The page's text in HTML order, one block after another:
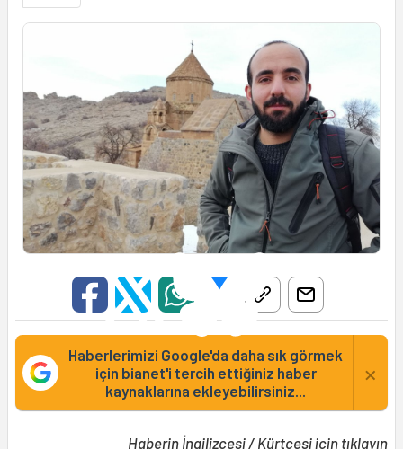
Haberlerimizi Google'da daha sık görmek
için bianet'i tercih ettiğiniz haber
kaynaklarına ekleyebilirsiniz...
×
Haberin İngilizcesi/ Kürtçesiiçin tıklayın